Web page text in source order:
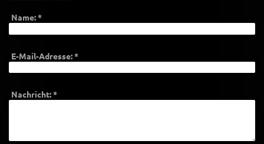
Name:*
E-Mail-Adresse:*
Nachricht:*